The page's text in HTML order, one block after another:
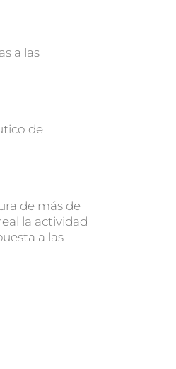
a las
de
de más de
la actividad
a las